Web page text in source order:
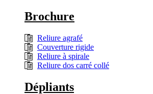
Brochure
Reliure agrafé
Couverture rigide
Reliure à spirale
Reliure dos carré collé
Dépliants